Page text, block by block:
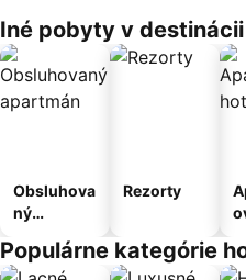
Iné pobyty v
Obsluhova
ný
Rezorty
Populárne kategórie